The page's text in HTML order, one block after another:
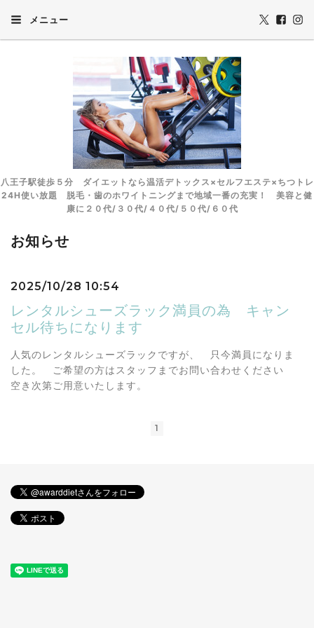
メニュー
八王子駅徒歩５分 ダイエットなら温活デトックス×セルフエステ×ちつトレ
24H使い放題 脱毛・歯のホワイトニングまで地域一番の充実！ 美容と健
康に２０代/３０代/４０代/５０代/６０代
お知らせ
2025/10/28 10:54
レンタルシューズラック満員の為 キャン
セル待ちになります
人気のレンタルシューズラックですが、 只今満員になりま
した。 ご希望の方はスタッフまでお問い合わせください
空き次第ご用意いたします。
1